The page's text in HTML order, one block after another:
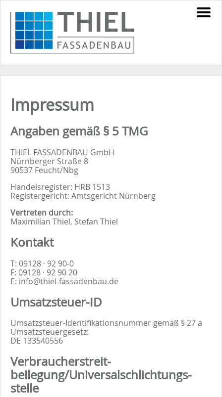
Impressum
Angaben gemäß § 5 TMG
THIEL FASSADENBAU GmbH
Nürnberger Straße 8
90537 Feucht/Nbg
Handelsregister: HRB 1513
Registergericht: Amtsgericht Nürnberg
Vertreten durch:
Maximilian Thiel, Stefan Thiel
Kontakt
T: 09128 · 92 90-0
F: 09128 · 92 90 20
E: info@thiel-fassadenbau.de
Umsatzsteuer-ID
Umsatzsteuer-Identifikationsnummer gemäß § 27 a
Umsatzsteuergesetz:
DE 133540556
Verbraucher­streit­
beilegung/Universal­schlichtungs­
stelle